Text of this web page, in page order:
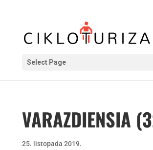
Select Page
VARAZDIENSIA
25. listopada 2019.